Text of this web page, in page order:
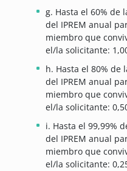
g. Hasta el 60% de
del IPREM anual
miembro que
el/la solicitante:
h. Hasta el 80%
del IPREM anual
miembro que
el/la solicitante:
i. Hasta el 99,99%
del IPREM anual
miembro que
el/la solicitante: